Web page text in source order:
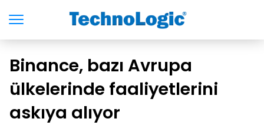
Binance, bazı Avrupa
ülkelerinde faaliyetlerini
askıya alıyor